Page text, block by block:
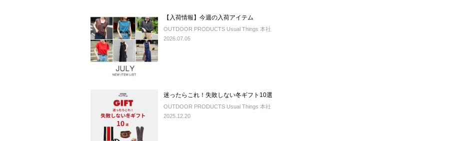
【入荷情報】今週の入荷アイテム
OUTDOOR PRODUCTS Usual Things 本社
2026.07.05
迷ったらこれ！失敗しない冬ギフト10選
OUTDOOR PRODUCTS Usual Things 本社
2025.12.20